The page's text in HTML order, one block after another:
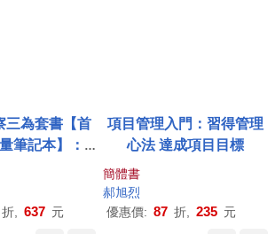
三為套書【首
筆記本】：
》+《人生成
折, 637 元
項目管理入門：習得管理
心法 達成項目目標
簡體書
郝旭烈
優惠價: 87 折, 235 元